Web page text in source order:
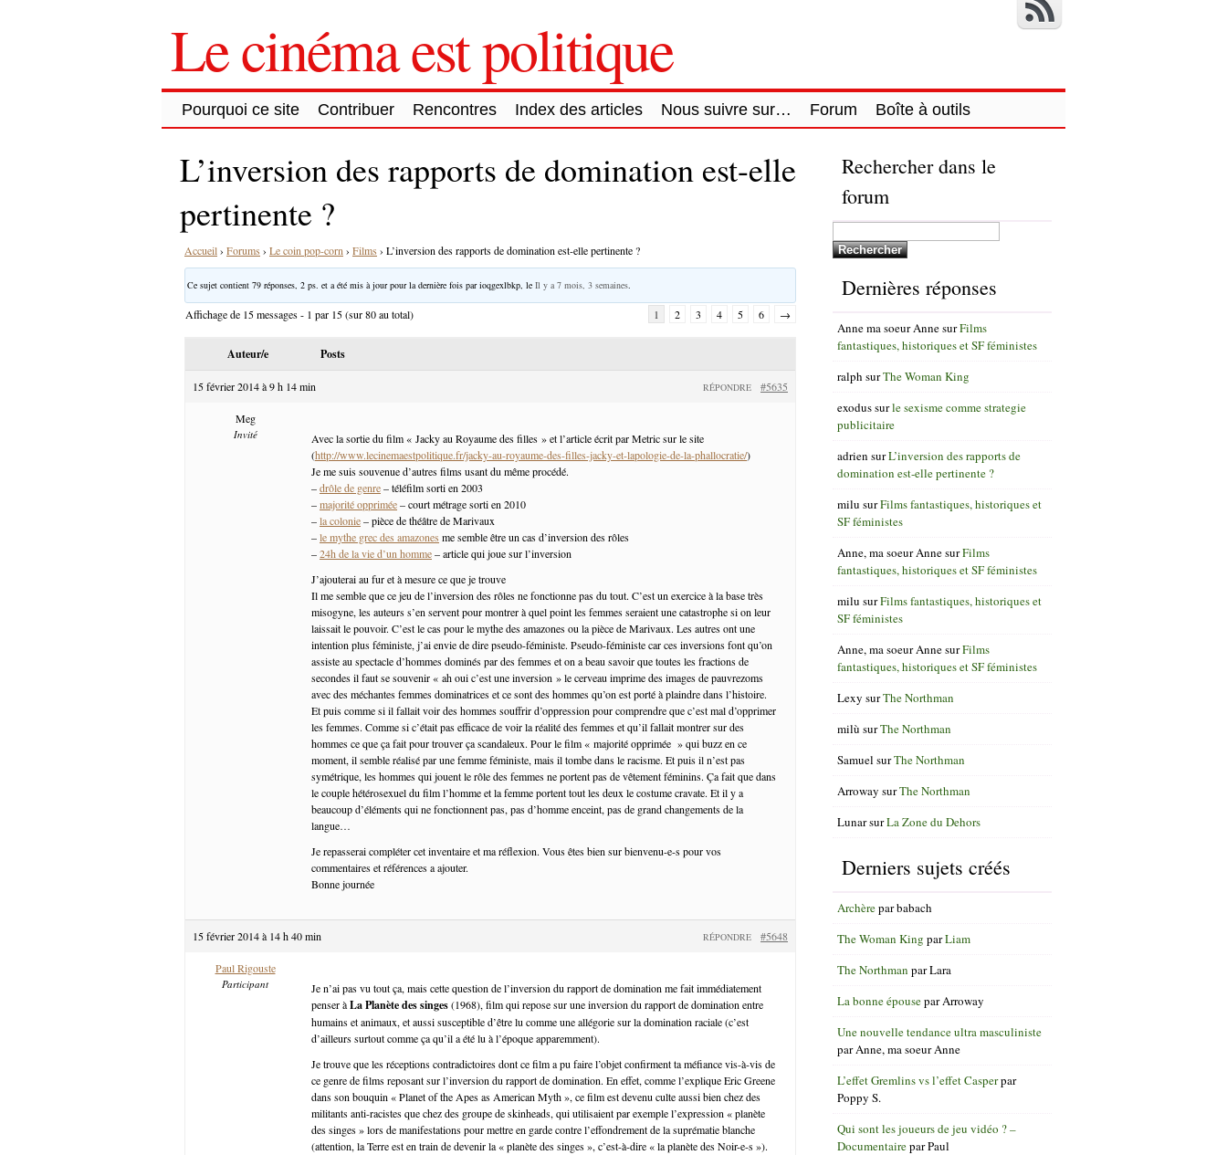
Le cinéma est politique
Pourquoi ce site Contribuer Rencontres Index des articles Nous suivre sur… Forum Boîte à outils
L’inversion des rapports de domination est-elle
pertinente ?
Accueil› Forums › Le coin pop-corn › Films › L’inversion des rapports de domination est-elle pertinente ?
Ce sujet contient 79 réponses, 2 ps. et a été mis à jour pour la dernière fois parioqgexlbkp , le Il y a 7 mois, 3 semaines
Affichage de 15 messages - 1 par 15 (sur 80 au total) 1 2 3 4 5 6 →
Auteur/e Posts
15 février 2014 à 9 h 14 min #5635
RÉPONDRE
Meg
Invité
Avec la sortie du film « Jacky au Royaume des filles » et l’article écrit par Metric sur le site
(http://www.lecinemaestpolitique.fr/jacky-au-royaume-des-filles-jacky-et-lapologie-de-la-phallocratie/)
Je me suis souvenue d’autres films usant du même procédé.
–drôle de genre– téléfilm sorti en 2003
–majorité opprimée– court métrage sorti en 2010
–la colonie– pièce de théâtre de Marivaux
–le mythe grec des amazones me semble être un cas d’inversion des rôles
–24h de la vie d’un homme– article qui joue sur l’inversion
J’ajouterai au fur et à mesure ce que je trouve
Il me semble que ce jeu de l’inversion des rôles ne fonctionne pas du tout. C’est un exercice à la base très
misogyne, les auteurs s’en servent pour montrer à quel point les femmes seraient une catastrophe si on leur
laissait le pouvoir. C’est le cas pour le mythe des amazones ou la pièce de Marivaux. Les autres ont une
intention plus féministe, j’ai envie de dire pseudo-féministe. Pseudo-féministe car ces inversions font qu’on
assiste au spectacle d’hommes dominés par des femmes et on a beau savoir que toutes les fractions de
secondes il faut se souvenir « ah oui c’est une inversion » le cerveau imprime des images de pauvrezoms
avec des méchantes femmes dominatrices et ce sont des hommes qu’on est porté à plaindre dans l’histoire.
Et puis comme si il fallait voir des hommes souffrir d’oppression pour comprendre que c’est mal d’opprimer
les femmes. Comme si c’était pas efficace de voir la réalité des femmes et qu’il fallait montrer sur des
hommes ce que ça fait pour trouver ça scandaleux. Pour le film « majorité opprimée » qui buzz en ce
moment, il semble réalisé par une femme féministe, mais il tombe dans le racisme. Et puis il n’est pas
symétrique, les hommes qui jouent le rôle des femmes ne portent pas de vêtement féminins. Ça fait que dans
le couple hétérosexuel du film l’homme et la femme portent tout les deux le costume cravate. Et il y a
beaucoup d’éléments qui ne fonctionnent pas, pas d’homme enceint, pas de grand changements de la
langue…
Je repasserai compléter cet inventaire et ma réflexion. Vous êtes bien sur bienvenu-e-s pour vos
commentaires et références a ajouter.
Bonne journée
15 février 2014 à 14 h 40 min #5648
RÉPONDRE
Paul Rigouste
Participant
Je n’ai pas vu tout ça, mais cette question de l’inversion du rapport de domination me fait immédiatement
penser àLa Planète des singes(1968), film qui repose sur une inversion du rapport de domination entre
humains et animaux, et aussi susceptible d’être lu comme une allégorie sur la domination raciale (c’est
d’ailleurs surtout comme ça qu’il a été lu à l’époque apparemment).
Je trouve que les réceptions contradictoires dont ce film a pu faire l’objet confirment ta méfiance vis-à-vis de
ce genre de films reposant sur l’inversion du rapport de domination. En effet, comme l’explique Eric Greene
dans son bouquin « Planet of the Apes as American Myth », ce film est devenu culte aussi bien chez des
militants anti-racistes que chez des groupe de skinheads, qui utilisaient par exemple l’expression « planète
des singes » lors de manifestations pour mettre en garde contre l’effondrement de la suprématie blanche
(attention, la Terre est en train de devenir la « planète des singes », c’est-à-dire « la planète des Noir-e-s »).
Rechercher dans le
forum
Dernières réponses
Anne ma soeur AnnesurFilms
fantastiques, historiques et SF féministes
ralph surThe Woman King
exodussurle sexisme comme strategie
publicitaire
adrien surL’inversion des rapports de
domination est-elle pertinente ?
milu surFilms fantastiques, historiques et
SF féministes
Anne, ma soeur AnnesurFilms
fantastiques, historiques et SF féministes
milu surFilms fantastiques, historiques et
SF féministes
Anne, ma soeur AnnesurFilms
fantastiques, historiques et SF féministes
Lexy surThe Northman
milù surThe Northman
Samuel surThe Northman
Arroway surThe Northman
LunarsurLa Zone du Dehors
Derniers sujets créés
Archèreparbabach
The Woman King parLiam
The Northman parLara
La bonne épouseparArroway
Une nouvelle tendance ultra masculiniste
parAnne, ma soeur Anne
L’effet Gremlins vs l’effet Casperpar
Poppy S.
Qui sont les joueurs de jeu vidéo ? –
DocumentaireparPaul